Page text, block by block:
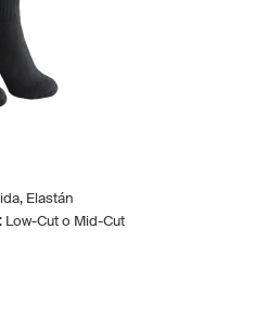
Elastán
Cut o Mid-Cut